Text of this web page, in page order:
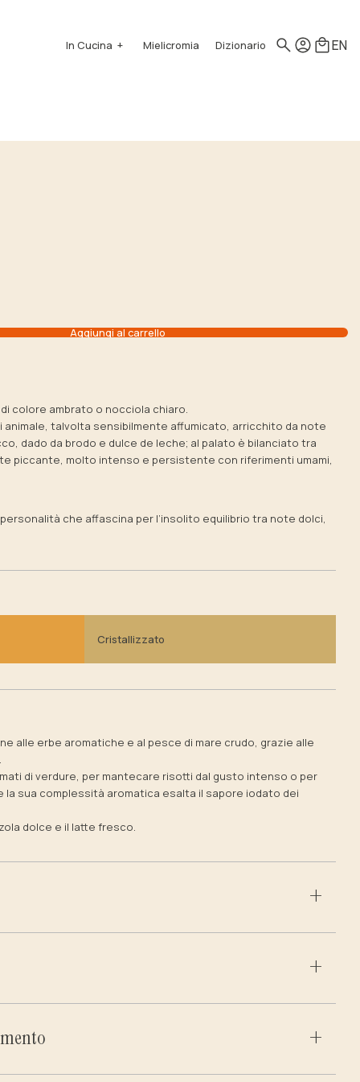
Aggiungi al carrello
colore ambrato o nocciola chiaro.
animale, talvolta sensibilmente affumicato, arricchito da note
dado da brodo e dulce de leche; al palato è bilanciato tra
piccante, molto intenso e persistente con riferimenti umami,
che affascina per l’insolito equilibrio tra note dolci,
Cristallizzato
alle erbe aromatiche e al pesce di mare crudo, grazie alle
di verdure, per mantecare risotti dal gusto intenso o per
la sua complessità aromatica esalta il sapore iodato dei
dolce e il latte fresco.
In Cucina Mielicromia Dizionario EN